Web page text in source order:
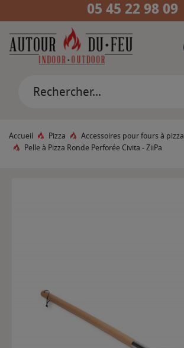
05 45 22 98 09
Accueil Pizza
Accessoires pour fours à pizza
Pelle à Pizza Ronde Perforée Civita - ZiiPa